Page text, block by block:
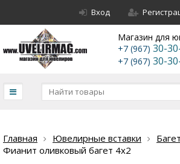
Вход
Магазин для
+7 (967) 30-
+7 (967) 30-
Главная Ювелирные вставки Багет
Фианит оливковый багет 4х2